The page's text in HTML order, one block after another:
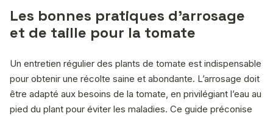
Les bonnes pratiques d’arrosage
et de taille pour la tomate
Un entretien régulier des plants de tomate est indispensable
pour obtenir une récolte saine et abondante. L’arrosage doit
être adapté aux besoins de la tomate, en privilégiant l’eau au
pied du plant pour éviter les maladies. Ce guide préconise